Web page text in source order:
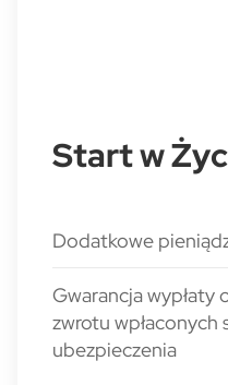
Start w
Dodatkowe
Gwarancja wypłaty
zwrotu wpłaconych
ubezpieczenia